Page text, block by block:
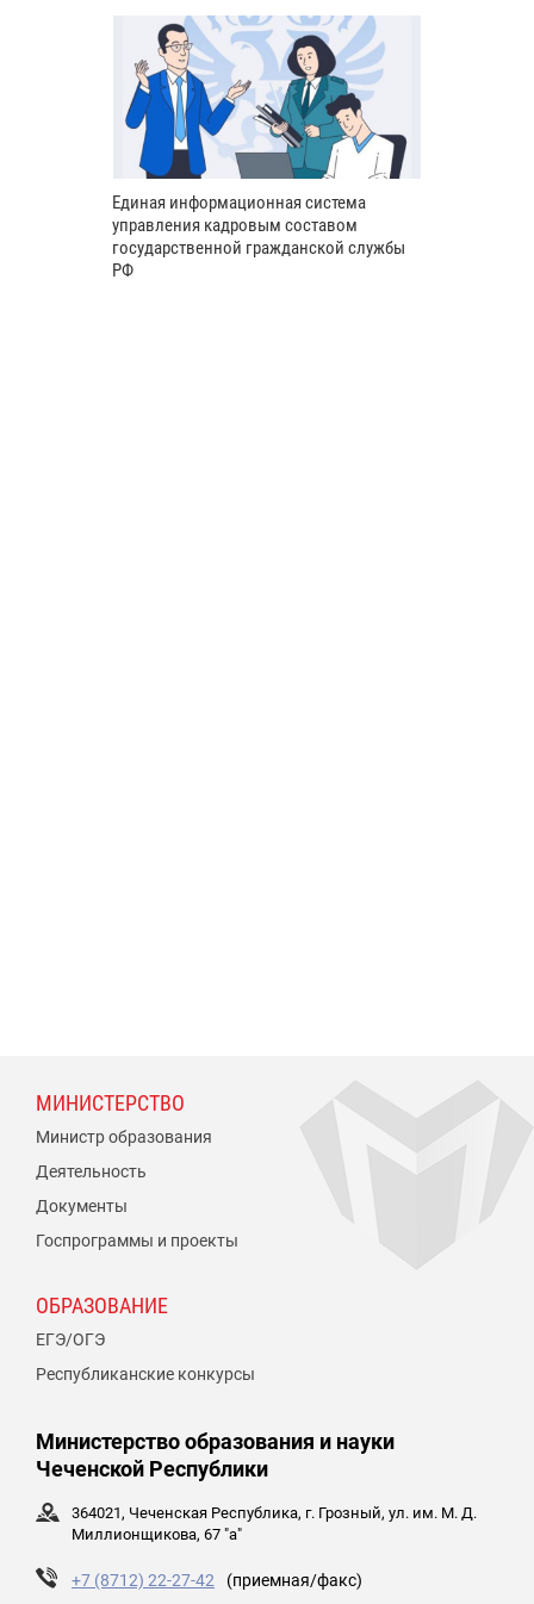
Единая информационная система
управления кадровым составом
государственной гражданской службы
РФ
МИНИСТЕРСТВО
Министр образования
Деятельность
Документы
Госпрограммы и проекты
ОБРАЗОВАНИЕ
ЕГЭ/ОГЭ
Республиканские конкурсы
Министерство образования и науки
Чеченской Республики
364021, Чеченская Республика, г. Грозный, ул. им. М. Д.
Миллионщикова, 67 "а"
+7 (8712) 22-27-42 (приемная/факс)